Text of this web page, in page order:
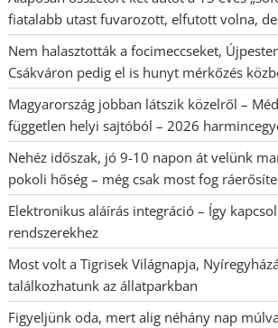
fiatalabb utast fuvarozott, elfutott volna,
Nem halasztották a focimeccseket,
Csákváron pedig el is hunyt mérkőzés
Magyarország jobban látszik közelről –
független helyi sajtóból – 2026
Nehéz időszak, jó 9-10 napon át velünk
pokoli hőség – még csak most fog
Elektronikus aláírás integráció – Így
rendszerekhez
Most volt a Tigrisek Világnapja,
találkozhatunk az állatparkban
Figyeljünk oda, mert alig néhány nap